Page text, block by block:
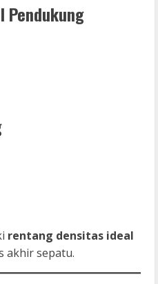
Pendukung
rentang densitas ideal
akhir sepatu.